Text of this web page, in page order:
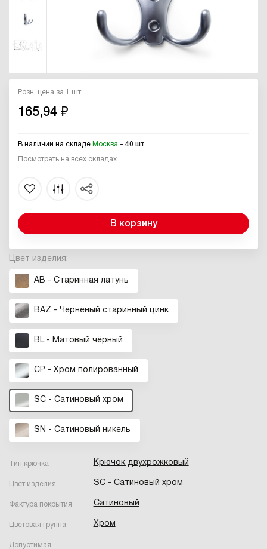
Цвет изделия:
AB - Старинная латунь
BAZ - Чернёный старинный цинк
BL - Матовый чёрный
CP - Хром полированный
SC - Сатиновый хром
SN - Cатиновый никель
Тип крючка Крючок двухрожковый
Цвет изделия SC - Сатиновый хром
Фактура покрытия Сатиновый
Цветовая группа Хром
Допустимая
Розн. цена за 1 шт
165,94 ₽
В наличии на складе Москва – 40 шт
Посмотреть на всех складах
В корзину